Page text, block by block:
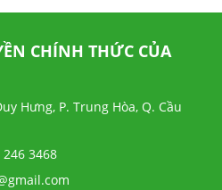
CHÍNH THỨC CỦA
Hưng, P. Trung Hòa, Q. Cầu
3468